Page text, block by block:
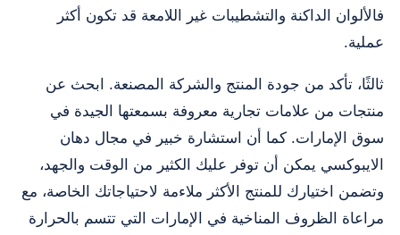
فالألوان الداكنة والتشطيبات غير اللامعة قد تكون أكثر
عملية.
ثالثًا، تأكد من جودة المنتج والشركة المصنعة. ابحث عن
منتجات من علامات تجارية معروفة بسمعتها الجيدة في
سوق الإمارات. كما أن استشارة خبير في مجال دهان
الايبوكسي يمكن أن توفر عليك الكثير من الوقت والجهد،
وتضمن اختيارك للمنتج الأكثر ملاءمة لاحتياجاتك الخاصة، مع
مراعاة الظروف المناخية في الإمارات التي تتسم بالحرارة